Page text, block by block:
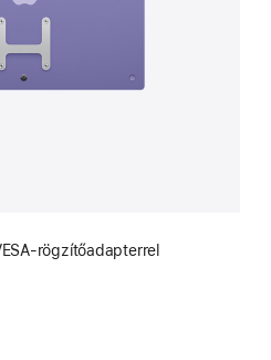
rögzítőadapterrel